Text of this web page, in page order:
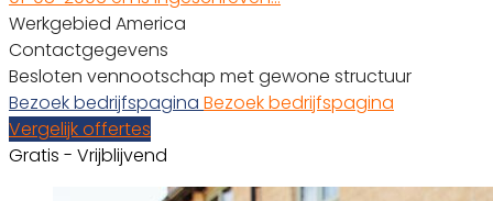
Werkgebied America
Contactgegevens
Besloten vennootschap met gewone structuur
Bezoek bedrijfspagina Bezoek bedrijfspagina
Vergelijk offertes
Gratis - Vrijblijvend